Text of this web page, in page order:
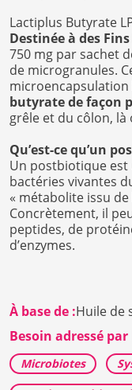
Lactiplus Butyrate
Destinée à des
750 mg par sachet
de microgranules.
butyrate de façon
grêle et du côlon, là
Qu’est-ce qu’un
Un postbiotique
bactéries vivantes
« métabolite issu
Concrètement, il
peptides, de
d’enzymes.
À base de :Huile de
Besoin adressé
Microbiotes